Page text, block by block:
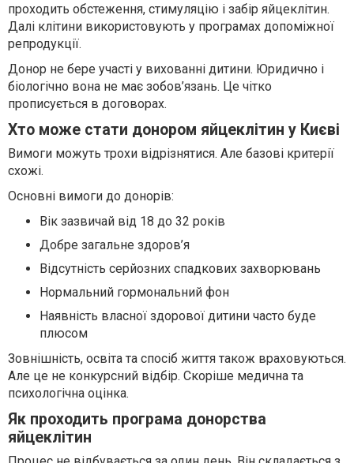
проходить обстеження, стимуляцію і забір яйцеклітин.
Далі клітини використовують у програмах допоміжної
репродукції.
Донор не бере участі у вихованні дитини. Юридично і
біологічно вона не має зобов’язань. Це чітко
прописується в договорах.
Хто може стати донором яйцеклітин у Києві
Вимоги можуть трохи відрізнятися. Але базові критерії
схожі.
Основні вимоги до донорів:
Вік зазвичай від 18 до 32 років
Добре загальне здоров’я
Відсутність серйозних спадкових захворювань
Нормальний гормональний фон
Наявність власної здорової дитини часто буде
плюсом
Зовнішність, освіта та спосіб життя також враховуються.
Але це не конкурсний відбір. Скоріше медична та
психологічна оцінка.
Як проходить програма донорства
яйцеклітин